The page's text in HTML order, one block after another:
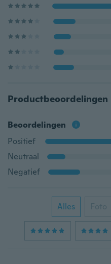
Productbeoordelingen
Beoordelingen
Positief
Neutraal
Negatief
Alles Foto